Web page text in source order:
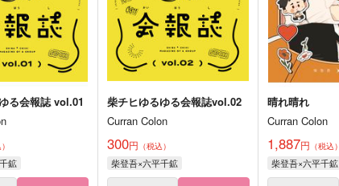
る会報誌 vol.01
鉱
柴チヒゆるゆる会報誌vol.02
Curran Colon
300円 （税込）
柴登吾×六平千鉱
晴れ晴れ
Curran Colon
1,887円 （税込）
柴登吾×六平千鉱